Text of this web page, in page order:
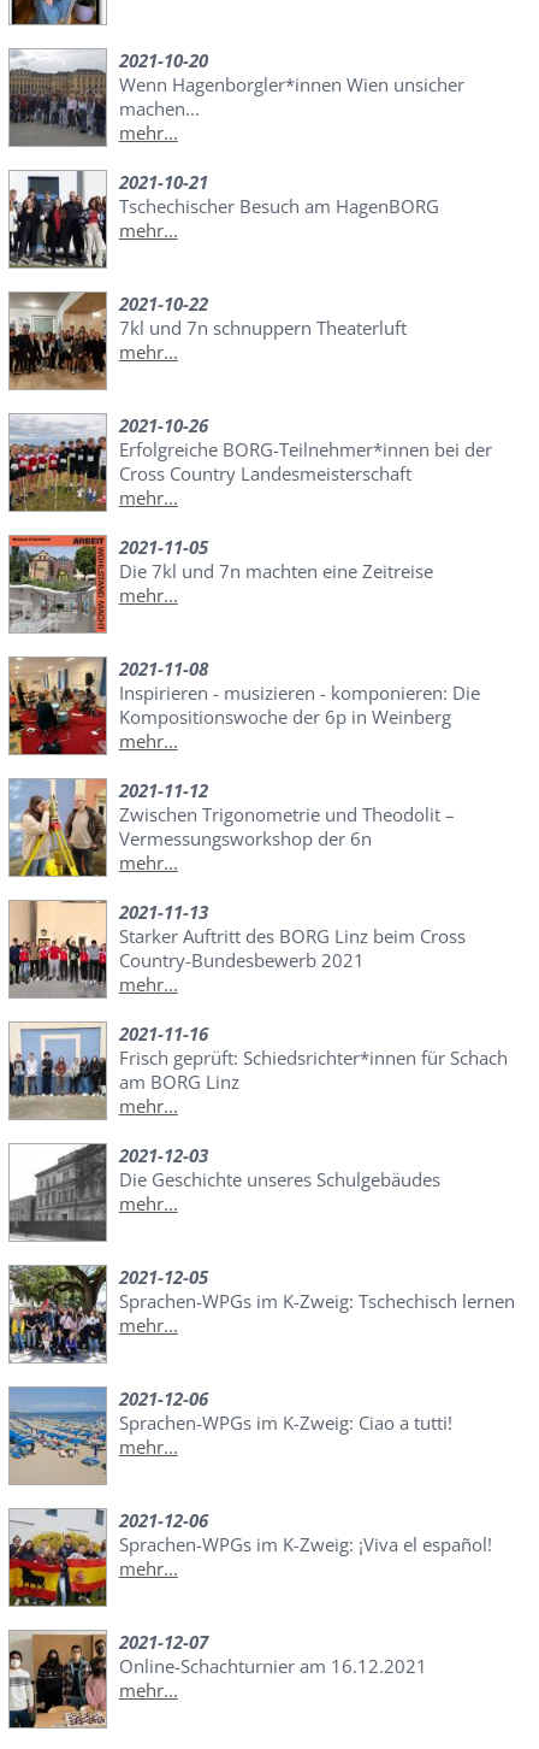
2021-10-20
Wenn Hagenborgler*innen Wien unsicher
machen...
mehr...
2021-10-21
Tschechischer Besuch am HagenBORG
mehr...
2021-10-22
7kl und 7n schnuppern Theaterluft
mehr...
2021-10-26
Erfolgreiche BORG-Teilnehmer*innen bei der
Cross Country Landesmeisterschaft
mehr...
2021-11-05
Die 7kl und 7n machten eine Zeitreise
mehr...
2021-11-08
Inspirieren - musizieren - komponieren: Die
Kompositionswoche der 6p in Weinberg
mehr...
2021-11-12
Zwischen Trigonometrie und Theodolit –
Vermessungsworkshop der 6n
mehr...
2021-11-13
Starker Auftritt des BORG Linz beim Cross
Country-Bundesbewerb 2021
mehr...
2021-11-16
Frisch geprüft: Schiedsrichter*innen für Schach
am BORG Linz
mehr...
2021-12-03
Die Geschichte unseres Schulgebäudes
mehr...
2021-12-05
Sprachen-WPGs im K-Zweig: Tschechisch lernen
mehr...
2021-12-06
Sprachen-WPGs im K-Zweig: Ciao a tutti!
mehr...
2021-12-06
Sprachen-WPGs im K-Zweig: ¡Viva el español!
mehr...
2021-12-07
Online-Schachturnier am 16.12.2021
mehr...